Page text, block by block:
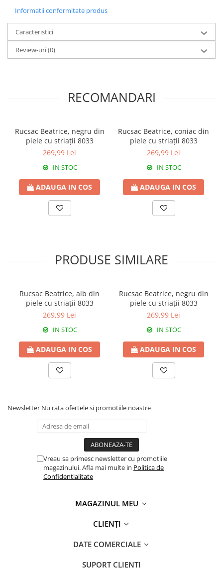
Informatii conformitate produs
Caracteristici
Review-uri(0)
RECOMANDARI
Rucsac Beatrice, negru din
piele cu striații 8033
269,99 Lei
IN STOC
ADAUGA IN COS
Rucsac Beatrice, coniac din
piele cu striații 8033
269,99 Lei
IN STOC
ADAUGA IN COS
PRODUSE SIMILARE
Rucsac Beatrice, alb din
piele cu striații 8033
269,99 Lei
IN STOC
ADAUGA IN COS
Rucsac Beatrice, negru din
piele cu striații 8033
269,99 Lei
IN STOC
ADAUGA IN COS
Newsletter Nu rata ofertele si promotiile noastre
Vreau sa primesc newsletter cu promotiile
magazinului. Afla mai multe in Politica de
Confidentialitate
MAGAZINUL MEU
CLIENȚI
DATE COMERCIALE
SUPORT CLIENTI